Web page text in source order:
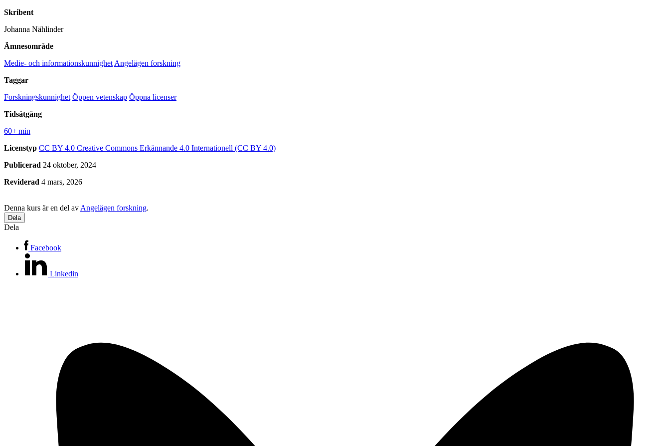
Skribent
Johanna Nählinder
Ämnesområde
Medie- och informationskunnighet Angelägen forskning
Taggar
Forskningskunnighet Öppen vetenskap Öppna licenser
Tidsåtgång
60+ min
Licenstyp CC BY 4.0 Creative Commons Erkännande 4.0 Internationell (CC BY 4.0)
Publicerad 24 oktober, 2024
Reviderad 4 mars, 2026
Denna kurs är en del av Angelägen forskning.
Dela
Dela
Facebook
Linkedin